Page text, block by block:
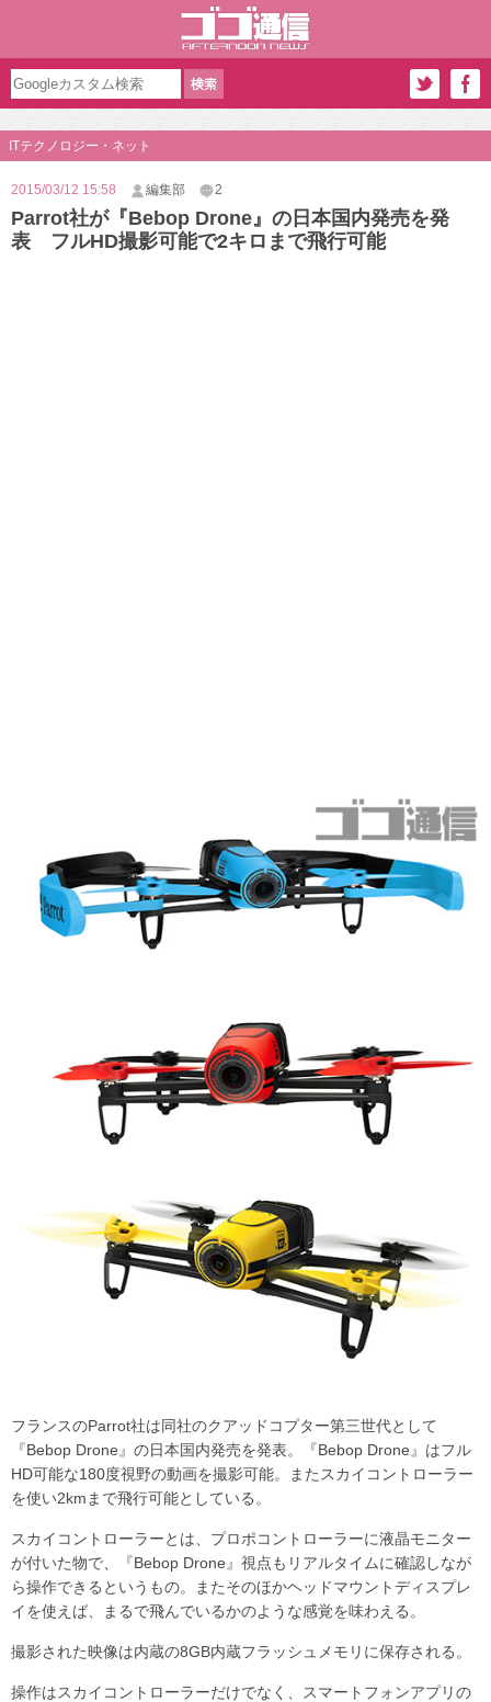
ITテクノロジー・ネット
2015/03/12 15:58 編集部 2
Parrot社が『Bebop Drone』の日本国内発売を発
表 フルHD撮影可能で2キロまで飛行可能
フランスのParrot社は同社のクアッドコプター第三世代として
『Bebop Drone』の日本国内発売を発表。『Bebop Drone』はフル
HD可能な180度視野の動画を撮影可能。またスカイコントローラー
を使い2kmまで飛行可能としている。
スカイコントローラーとは、プロポコントローラーに液晶モニター
が付いた物で、『Bebop Drone』視点もリアルタイムに確認しなが
ら操作できるというもの。またそのほかヘッドマウントディスプレ
イを使えば、まるで飛んでいるかのような感覚を味わえる。
撮影された映像は内蔵の8GB内蔵フラッシュメモリに保存される。
操作はスカイコントローラーだけでなく、スマートフォンアプリの